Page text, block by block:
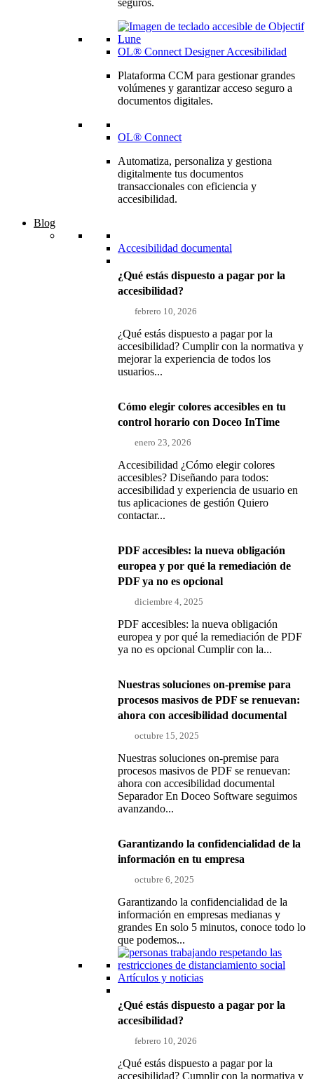
seguros.
OL® Connect Designer Accesibilidad
Plataforma CCM para gestionar grandes
volúmenes y garantizar acceso seguro a
documentos digitales.
OL® Connect
Automatiza, personaliza y gestiona
digitalmente tus documentos
transaccionales con eficiencia y
accesibilidad.
Blog
Accesibilidad documental
¿Qué estás dispuesto a pagar por la
accesibilidad?
febrero 10, 2026
¿Qué estás dispuesto a pagar por la
accesibilidad? Cumplir con la normativa y
mejorar la experiencia de todos los
usuarios...
Cómo elegir colores accesibles en tu
control horario con Doceo InTime
enero 23, 2026
Accesibilidad ¿Cómo elegir colores
accesibles? Diseñando para todos:
accesibilidad y experiencia de usuario en
tus aplicaciones de gestión Quiero
contactar...
PDF accesibles: la nueva obligación
europea y por qué la remediación de
PDF ya no es opcional
diciembre 4, 2025
PDF accesibles: la nueva obligación
europea y por qué la remediación de PDF
ya no es opcional Cumplir con la...
Nuestras soluciones on-premise para
procesos masivos de PDF se renuevan:
ahora con accesibilidad documental
octubre 15, 2025
Nuestras soluciones on-premise para
procesos masivos de PDF se renuevan:
ahora con accesibilidad documental
Separador En Doceo Software seguimos
avanzando...
Garantizando la confidencialidad de la
información en tu empresa
octubre 6, 2025
Garantizando la confidencialidad de la
información en empresas medianas y
grandes En solo 5 minutos, conoce todo lo
que podemos...
Artículos y noticias
¿Qué estás dispuesto a pagar por la
accesibilidad?
febrero 10, 2026
¿Qué estás dispuesto a pagar por la
accesibilidad? Cumplir con la normativa y